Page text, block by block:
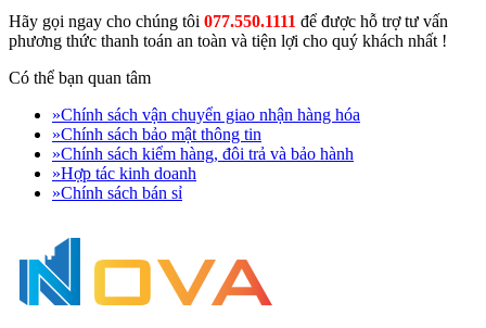
Hãy gọi ngay cho chúng tôi 077.550.1111 để được hỗ trợ tư vấn
phương thức thanh toán an toàn và tiện lợi cho quý khách nhất !
Có thể bạn quan tâm
»Chính sách vận chuyển giao nhận hàng hóa
»Chính sách bảo mật thông tin
»Chính sách kiểm hàng, đôi trả và bảo hành
»Hợp tác kinh doanh
»Chính sách bán sỉ